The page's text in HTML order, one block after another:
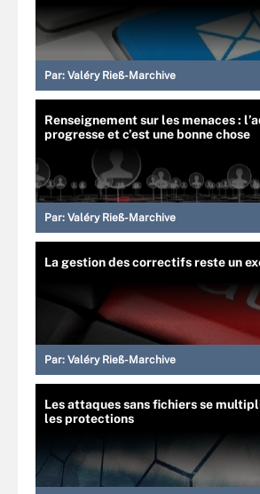
Par: Valéry Rieß-Marchive
Renseignement sur les menaces :
progresse et c’est une bonne chose
Par: Valéry Rieß-Marchive
La gestion des correctifs reste un
Par: Valéry Rieß-Marchive
Les attaques sans fichiers se
les protections